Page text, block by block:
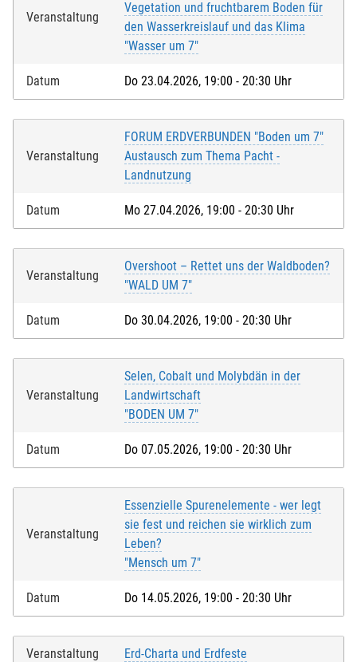
Veranstaltung
Vegetation und fruchtbarem Boden für
den Wasserkreislauf und das Klima
"Wasser um 7"
Datum Do 23.04.2026, 19:00 - 20:30 Uhr
Veranstaltung
FORUM ERDVERBUNDEN "Boden um 7"
Austausch zum Thema Pacht -
Landnutzung
Datum Mo 27.04.2026, 19:00 - 20:30 Uhr
Veranstaltung
Overshoot – Rettet uns der Waldboden?
"WALD UM 7"
Datum Do 30.04.2026, 19:00 - 20:30 Uhr
Veranstaltung
Selen, Cobalt und Molybdän in der
Landwirtschaft
"BODEN UM 7"
Datum Do 07.05.2026, 19:00 - 20:30 Uhr
Veranstaltung
Essenzielle Spurenelemente - wer legt
sie fest und reichen sie wirklich zum
Leben?
"Mensch um 7"
Datum Do 14.05.2026, 19:00 - 20:30 Uhr
Veranstaltung Erd-Charta und Erdfeste